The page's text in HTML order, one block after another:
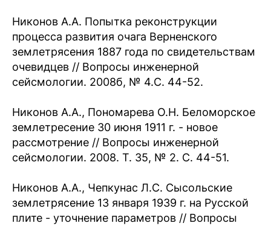
Никонов А.А. Попытка реконструкции
процесса развития очага Верненского
землетрясения 1887 года по свидетельствам
очевидцев // Вопросы инженерной
сейсмологии. 2008б, № 4.С. 44-52.
Никонов А.А., Пономарева О.Н. Беломорское
землетресение 30 июня 1911 г. - новое
рассмотрение // Вопросы инженерной
сейсмологии. 2008. Т. 35, № 2. С. 44-51.
Никонов А.А., Чепкунас Л.С. Сысольские
землетрясение 13 января 1939 г. на Русской
плите - уточнение параметров // Вопросы